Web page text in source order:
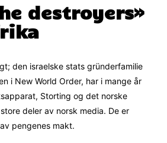
destroyers»
den israelske stats gründerfamilie
i New World Order, har i mange år
Storting og det norske
deler av norsk media. De er
pengenes makt.